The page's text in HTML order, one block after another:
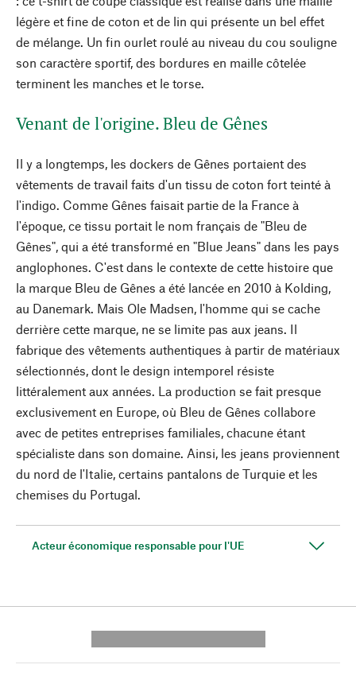
légère et fine de coton et de lin qui présente un bel effet
de mélange. Un fin ourlet roulé au niveau du cou souligne
son caractère sportif, des bordures en maille côtelée
terminent les manches et le torse.
Venant de l'origine. Bleu de Gênes
Il y a longtemps, les dockers de Gênes portaient des
vêtements de travail faits d'un tissu de coton fort teinté à
l'indigo. Comme Gênes faisait partie de la France à
l'époque, ce tissu portait le nom français de "Bleu de
Gênes", qui a été transformé en "Blue Jeans" dans les pays
anglophones. C'est dans le contexte de cette histoire que
la marque Bleu de Gênes a été lancée en 2010 à Kolding,
au Danemark. Mais Ole Madsen, l'homme qui se cache
derrière cette marque, ne se limite pas aux jeans. Il
fabrique des vêtements authentiques à partir de matériaux
sélectionnés, dont le design intemporel résiste
littéralement aux années. La production se fait presque
exclusivement en Europe, où Bleu de Gênes collabore
avec de petites entreprises familiales, chacune étant
spécialiste dans son domaine. Ainsi, les jeans proviennent
du nord de l'Italie, certains pantalons de Turquie et les
chemises du Portugal.
Acteur économique responsable pour l'UE